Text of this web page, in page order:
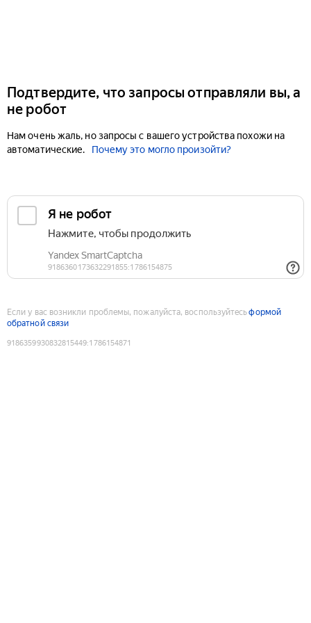
Подтвердите, что запросы отправляли вы, а
не робот
Нам очень жаль, но запросы с вашего устройства похожи на
автоматические.
Почему это могло произойти?
Если у вас возникли проблемы, пожалуйста, воспользуйтесьформой
обратной связи
9186359930832815449:1786154871